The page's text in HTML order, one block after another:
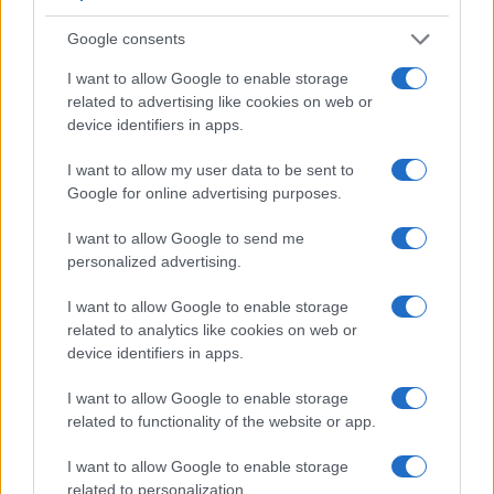
Google consents
I want to allow Google to enable storage
related to advertising like cookies on web or
device identifiers in apps.
I want to allow my user data to be sent to
Google for online advertising purposes.
I want to allow Google to send me
personalized advertising.
I want to allow Google to enable storage
related to analytics like cookies on web or
device identifiers in apps.
I want to allow Google to enable storage
related to functionality of the website or app.
I want to allow Google to enable storage
related to personalization.
esportano gas liquefatto
, operatori che fanno
trading di gas sulle borse come quella in Olanda e
società che rivendono il gas ad aziende e famiglie
che incassano il resto dei 1,900 miliardi. Non
sono miliardi che spariscono nel nulla quando
vengono pagati. Finiscono a qualcuno perché il
cambiato.
C’è una situazione di scarsità di energia in Europa
perché si vuole eliminare il gas e petrolio russo.
Gazprom offre di vendere più gas se firmi
contratti pluriennali, e non gli rubi i soldi come si
è fatto in marzo. Ma i governi occidentali, oltre a
sequestrare circa 500 miliardi di soldi e beni russi,
vogliono ora imporre un tetto al prezzo del